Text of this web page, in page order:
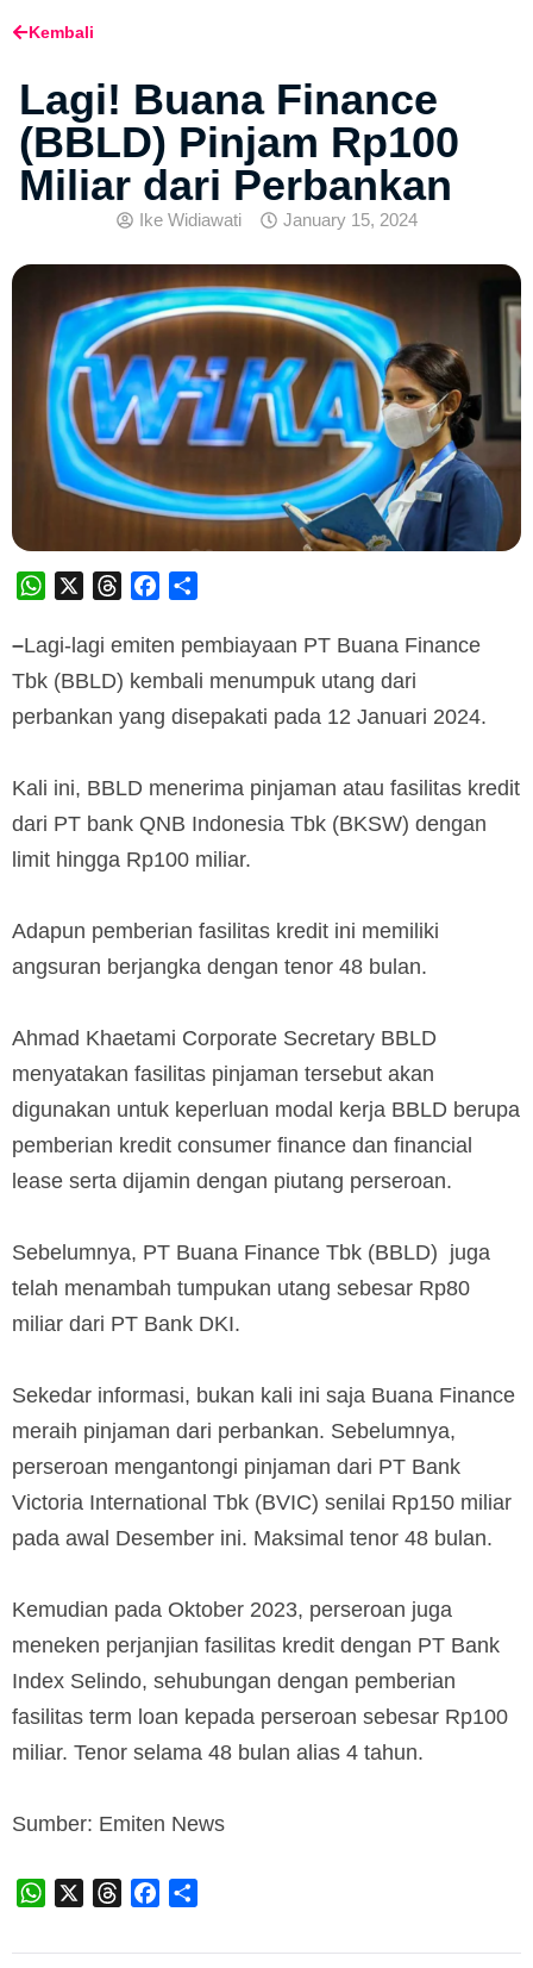
Kembali
Lagi! Buana Finance
(BBLD) Pinjam Rp100
Miliar dari Perbankan
Ike Widiawati January 15, 2024
WhatsApp ThreadsFacebook
–Lagi-lagi emiten pembiayaan PT Buana Finance
Tbk (BBLD) kembali menumpuk utang dari
perbankan yang disepakati pada 12 Januari 2024.
Kali ini, BBLD menerima pinjaman atau fasilitas kredit
dari PT bank QNB Indonesia Tbk (BKSW) dengan
limit hingga Rp100 miliar.
Adapun pemberian fasilitas kredit ini memiliki
angsuran berjangka dengan tenor 48 bulan.
Ahmad Khaetami Corporate Secretary BBLD
menyatakan fasilitas pinjaman tersebut akan
digunakan untuk keperluan modal kerja BBLD berupa
pemberian kredit consumer finance dan financial
lease serta dijamin dengan piutang perseroan.
Sebelumnya, PT Buana Finance Tbk (BBLD) juga
telah menambah tumpukan utang sebesar Rp80
miliar dari PT Bank DKI.
Sekedar informasi, bukan kali ini saja Buana Finance
meraih pinjaman dari perbankan. Sebelumnya,
perseroan mengantongi pinjaman dari PT Bank
Victoria International Tbk (BVIC) senilai Rp150 miliar
pada awal Desember ini. Maksimal tenor 48 bulan.
Kemudian pada Oktober 2023, perseroan juga
meneken perjanjian fasilitas kredit dengan PT Bank
Index Selindo, sehubungan dengan pemberian
fasilitas term loan kepada perseroan sebesar Rp100
miliar. Tenor selama 48 bulan alias 4 tahun.
Sumber: Emiten News
WhatsApp ThreadsFacebook